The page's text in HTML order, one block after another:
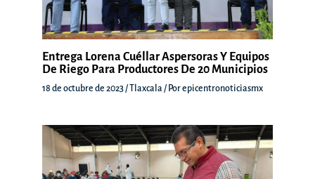
Entrega Lorena Cuéllar Aspersoras Y Equipos
De Riego Para Productores De 20 Municipios
18 de octubre de 2023/ Tlaxcala / Porepicentronoticiasmx